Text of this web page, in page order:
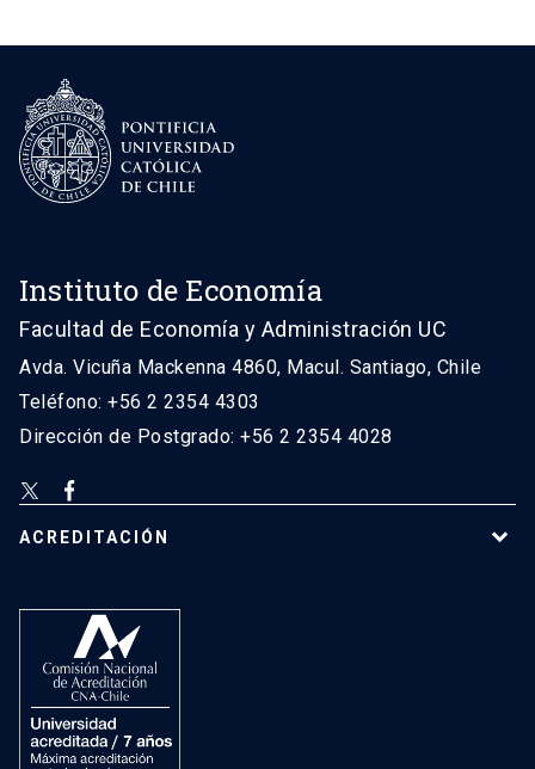
Instituto de Economía
Facultad de Economía y Administración UC
Avda. Vicuña Mackenna 4860, Macul. Santiago, Chile
Teléfono: +56 2 2354 4303
Dirección de Postgrado: +56 2 2354 4028
ACREDITACIÓN